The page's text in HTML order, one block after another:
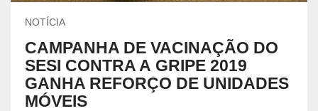
NOTÍCIA
CAMPANHA DE VACINAÇÃO DO
SESI CONTRA A GRIPE 2019
GANHA REFORÇO DE UNIDADES
MÓVEIS